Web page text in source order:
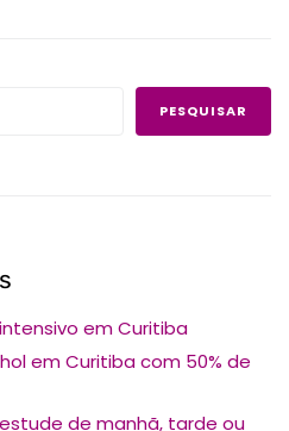
PESQUISAR
em Curitiba
em Curitiba com 50% de
de manhã, tarde ou